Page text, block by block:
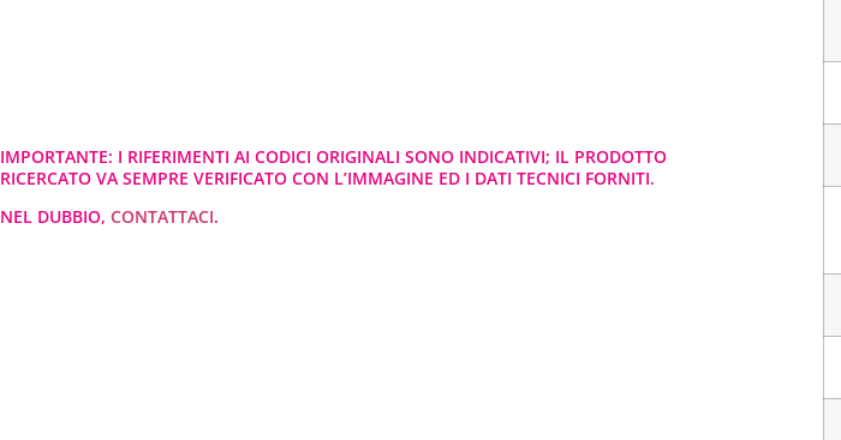
IMPORTANTE: I RIFERIMENTI AI CODICI ORIGINALI SONO INDICATIVI; IL PRODOTTO
RICERCATO VA SEMPRE VERIFICATO CON L’IMMAGINE ED I DATI TECNICI FORNITI.
NEL DUBBIO, CONTATTACI.